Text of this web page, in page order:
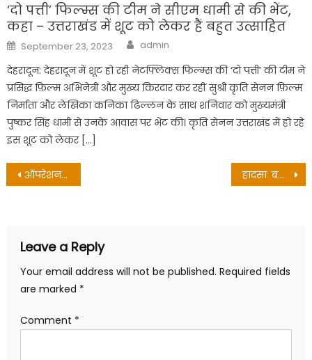
‘दो पत्ती’ फिल्म्स की टीम ने सीएम धामी से की भेंट,
कहा – उत्तराखंड में शूट को लेकर हैं बहुत उत्साहित
Posted
on
September 23, 2023 Author
admin
देहरादून: देहरादून में शूट हो रही नेटफ्लिक्स फिल्म्स की ‘दो पत्ती’ की टीम ने
प्रसिद्ध फ़िल्म अभिनेत्री और मुख्य किरदार कर रहीं सुश्री कृति सेनन फ़िल्म
निर्माता और लेखिका कनिका ढिल्लन के साथ शनिवार को मुख्यमंत्री
पुष्कर सिंह धामी से उनके आवास पर भेंट की। कृति सेनन उत्तराखंड में हो रहे
इस शूट को लेकर […]
Post
ऑपरेशन स्माइल ने लौटाई 1072 घरों की खुशियां हादसाः बस से भिड़ा सिलेंडरों से लदा ट्रक, 15 की मौत
Leave a Reply
Your email address will not be published. Required fields
are marked *
Comment *